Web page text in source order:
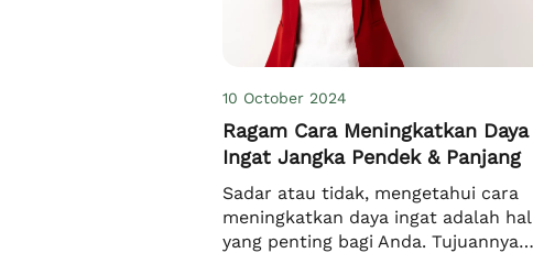
10 October 2024
Ragam Cara Meningkatkan Daya
Ingat Jangka Pendek & Panjang
Sadar atau tidak, mengetahui cara
meningkatkan daya ingat adalah hal
yang penting bagi Anda. Tujuannya